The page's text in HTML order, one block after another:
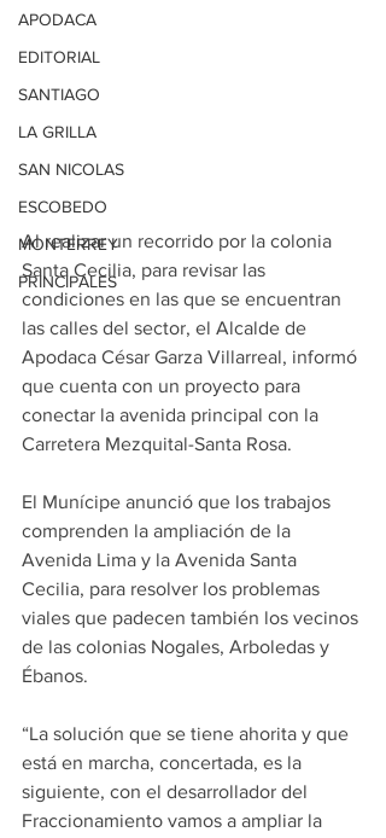
APODACA
EDITORIAL
SANTIAGO
LA GRILLA
SAN NICOLAS
ESCOBEDO
MONTERREY
PRINCIPALES
Al realizar un recorrido por la colonia
Santa Cecilia, para revisar las
condiciones en las que se encuentran
las calles del sector, el Alcalde de
Apodaca César Garza Villarreal, informó
que cuenta con un proyecto para
conectar la avenida principal con la
Carretera Mezquital-Santa Rosa.
El Munícipe anunció que los trabajos
comprenden la ampliación de la
Avenida Lima y la Avenida Santa
Cecilia, para resolver los problemas
viales que padecen también los vecinos
de las colonias Nogales, Arboledas y
Ébanos.
“La solución que se tiene ahorita y que
está en marcha, concertada, es la
siguiente, con el desarrollador del
Fraccionamiento vamos a ampliar la